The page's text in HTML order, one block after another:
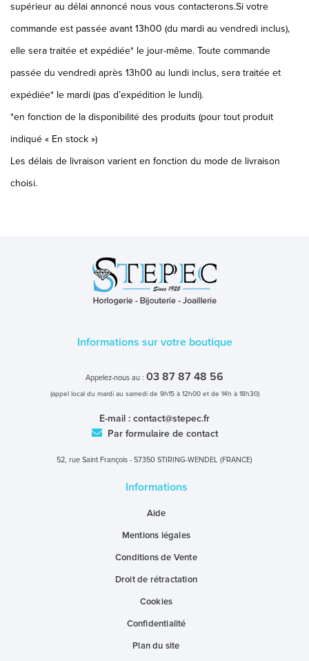
supérieur au délai annoncé nous vous contacterons.Si votre
commande est passée avant 13h00 (du mardi au vendredi inclus),
elle sera traitée et expédiée* le jour-même. Toute commande
passée du vendredi après 13h00 au lundi inclus, sera traitée et
expédiée* le mardi (pas d’expédition le lundi).
*en fonction de la disponibilité des produits (pour tout produit
indiqué « En stock »)
Les délais de livraison varient en fonction du mode de livraison
choisi.
Informations sur votre boutique
Appelez-nous au : 03 87 87 48 56
(appel local du mardi au samedi de 9h15 à 12h00 et de 14h à 18h30)
E-mail : contact@stepec.fr
Par formulaire de contact
52, rue Saint François - 57350 STIRING-WENDEL (FRANCE)
Informations
Aide
Mentions légales
Conditions de Vente
Droit de rétractation
Cookies
Confidentialité
Plan du site